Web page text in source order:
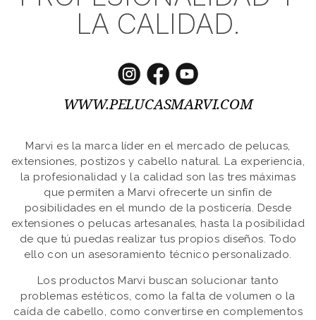
LA CALIDAD.
WWW.PELUCASMARVI.COM
Marvi es la marca líder en el mercado de pelucas,
extensiones, postizos y cabello natural. La experiencia,
la profesionalidad y la calidad son las tres máximas
que permiten a Marvi ofrecerte un sinfín de
posibilidades en el mundo de la posticería. Desde
extensiones o pelucas artesanales, hasta la posibilidad
de que tú puedas realizar tus propios diseños. Todo
ello con un asesoramiento técnico personalizado.
Los productos Marvi buscan solucionar tanto
problemas estéticos, como la falta de volumen o la
caída de cabello, como convertirse en complementos